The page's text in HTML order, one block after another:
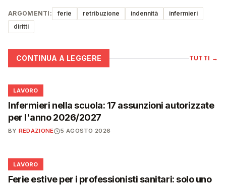
ARGOMENTI: ferie retribuzione indennità
infermieri
diritti
CONTINUA A LEGGERE TUTTI →
💼
LAVORO
Infermieri nella scuola: 17 assunzioni autorizzate
per l'anno 2026/2027
BY REDAZIONE 5 AGOSTO 2026
💼
LAVORO
Ferie estive per i professionisti sanitari: solo uno